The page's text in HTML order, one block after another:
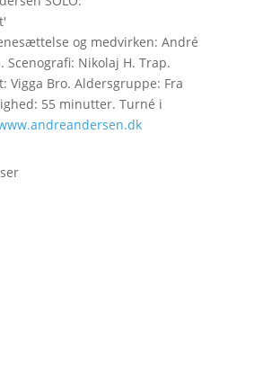
og medvirken: André
Scenografi: Nikolaj H. Trap.
Vigga Bro. Aldersgruppe: Fra
55 minutter. Turné i